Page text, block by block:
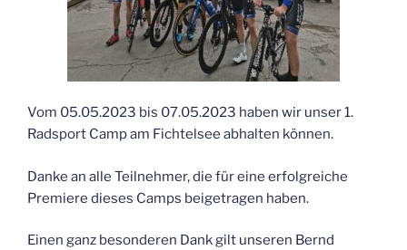
Vom 05.05.2023 bis 07.05.2023 haben wir unser 1.
Radsport Camp am Fichtelsee abhalten können.
Danke an alle Teilnehmer, die für eine erfolgreiche
Premiere dieses Camps beigetragen haben.
Einen ganz besonderen Dank gilt unseren Bernd